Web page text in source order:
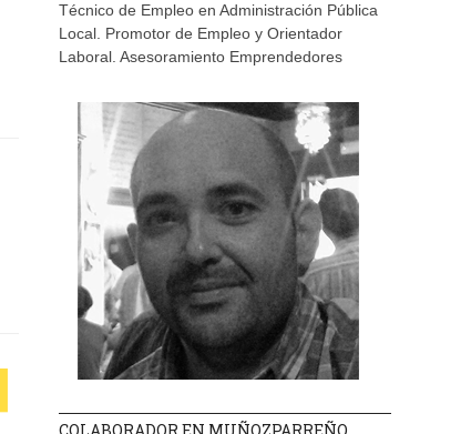
Técnico de Empleo en Administración Pública
Local. Promotor de Empleo y Orientador
Laboral. Asesoramiento Emprendedores